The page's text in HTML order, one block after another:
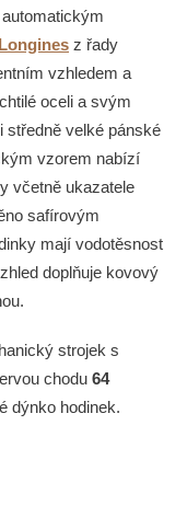
Longines z řady
vzhledem a
oceli a svým
středně velké pánské
vzorem nabízí
včetně ukazatele
safírovým
mají vodotěsnost
doplňuje kovový
strojek s
chodu 64
dýnko hodinek.